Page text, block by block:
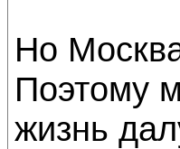
Но
Поэтому
жизнь